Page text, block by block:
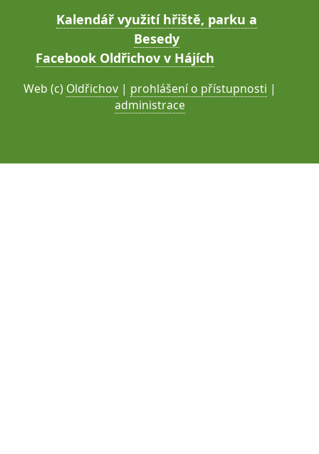
Kalendář využití hřiště, parku a
Besedy
Facebook Oldřichov v Hájích
Web (c) Oldřichov | prohlášení o přístupnosti |
administrace